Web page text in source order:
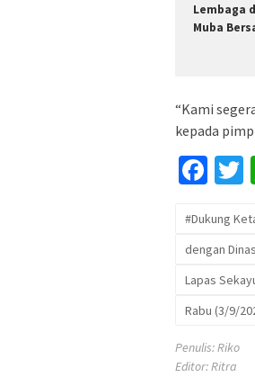
Lembaga
Muba
“Kami
kepada
#Dukung
dengan Dinas
Lapas
Rabu (3/9/
Penulis: Riko
Editor: Ritra